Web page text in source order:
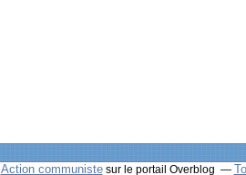
Action communistesur le portail Overblog